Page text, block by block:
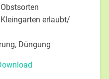
erlaubt/
Düngung